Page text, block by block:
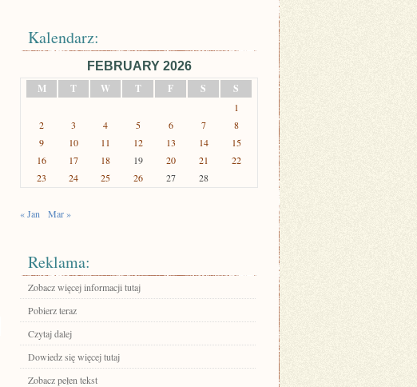
Kalendarz:
FEBRUARY 2026
M
T W T F S S
1
2
3 4 5 6 7
8
9
10 11 12 13 14
15
16
17 18 19 20 21
22
23
24 25 26 27 28
« Jan Mar »
Reklama:
Zobacz więcej informacji tutaj
Pobierz teraz
Czytaj dalej
Dowiedz się więcej tutaj
Zobacz pełen tekst